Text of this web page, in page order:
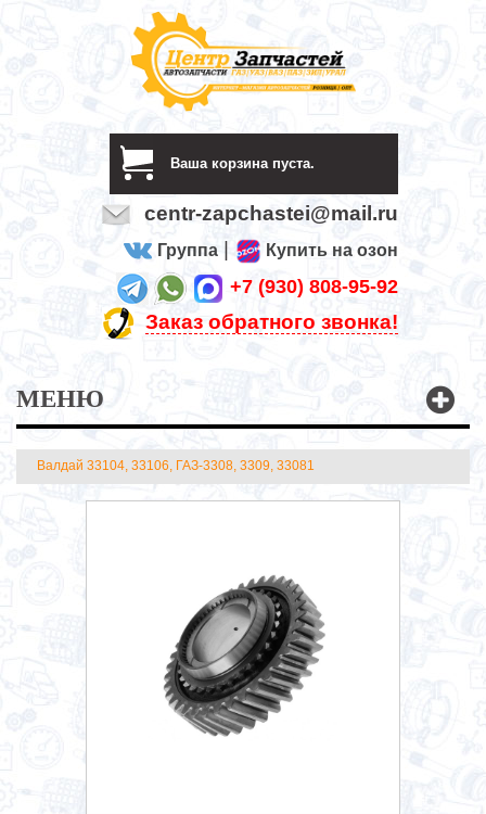
Ваша корзина пуста.
centr-zapchastei@mail.ru
Группа Купить на озон
+7 (930) 808-95-92
Заказ обратного звонка!
МЕНЮ
Валдай 33104, 33106, ГАЗ-3308, 3309, 33081